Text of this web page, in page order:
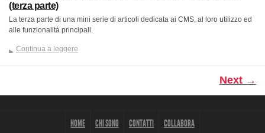
(terza parte)
La terza parte di una mini serie di articoli dedicata ai CMS, al loro utilizzo ed
alle funzionalità principali.
Continua a leggere
Next →
HOME CHI SONO CONTATTI COLLABORA